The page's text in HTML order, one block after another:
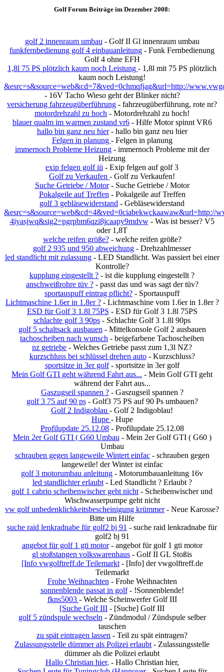
Golf Forum Beiträge im Dezember 2008:
golf 2 innenraum umbau - Golf II Gl innenraum umbau
funkfernbedienung golf 4 einbauanleitung - Funk Fernbedienung
Golf 4 ohne EFH
1,8l 75 PS plötzlich kaum noch Leistung - 1,8l mit 75 PS plötzlich
kaum noch Leistung!
&esrc=s&source=web&cd=7&ved=0chmqfjag&url=http://
- 16V Tacho Wieso geht der Blinker nicht?
versicherung fahrzeugüberführung - fahrzeugüberführung, rote nr?
motordrehzahl zu hoch - Motordrehzahl zu hoch!
blauer qualm im warmen zustand vr6- Hilfe Motor spinnt VR6
hallo bin ganz neu hier- hallo bin ganz neu hier
Felgen in planung - Felgen in planung
immernoch Probleme Heizung- immernoch Probleme mit der
Heizung
exip felgen golf iii - Exip felgen auf golf 3
Golf zu Verkaufen - Golf zu Verkaufen!
Suche Getriebe / Motor- Suche Getriebe / Motor
Pokalgeile auf Treffen - Pokalgeile auf Treffen
golf 3 gebläsewiderstand - Gebläsewiderstand
&esrc=s&source=web&cd=4&ved=0ciabekwckaawaw&url=http://
4iyasjwq&sig2=pgrpbm6qzi8jcaapy9mdvw- Was ist besser? V5
oder 1,8T
welche reifen größe?- welche reifen größe?
golf 2 935 und 950 abweichung - Drehzahlmesser
led standlicht mit zulassung- LED Standlicht. Was passiert bei einer
Kontrolle?
kupplung eingestellt ? - ist die kupplung eingestellt ?
anschweißrohre tüv ?- passt das und was sagt der tüv?
sportauspuff eintrag pflicht? - Sportauspuff
Lichtmaschine 1.6er in 1.8er ?- Lichtmaschine vom 1.6er in 1.8er ?
ESD für Golf 3 1.8l 75PS - ESD für Golf 3 1.8l 75PS
schlachte golf 3 90ps - Schlachte Golf 3 1.8l 90ps
golf 5 schaltsack ausbauen - Mittelkonsole Golf 2 ausbauen
tachoscheiben nach wunsch - beigefarbene Tachoscheiben
nz getriebe - Welches Getriebe passt zum 1,3l NZ?
kurzschluss bei schlüssel drehen auto- Kurzschluss?
sportsitze in 3er golf- sportsitze in 3er golf
Mein Golf GTI geht während Fahrt aus... - Mein Golf GTI geht
während der Fahrt aus...
Gaszugseil spannen ?- Gaszugseil spannen ?
golf 3 75 auf 90 ps- Golf3 75 PS auf 90 Ps umbauen?
Golf 2 Indigoblau - Golf 2 Indigoblau!
Hupe - Hupe
Profilupdate 25.12.08- Profilupdate 25.12.08
Mein 2er Golf GTI ( G60 Umbau - Mein 2er Golf GTI ( G60 )
Umbau
schrauben gegen langeweile Wintert einfac- schrauben gegen
langeweile! der Winter ist einfac
golf 3 motorumbau anleitung - Motorumbauanleitung 16v
led standlichter erlaubt- Led Standlicht ? Erlaubt ?
golf 1 cabrio scheibenwischer geht nicht - Scheibenwischer und
Wischwasserpumpe geht nicht
vw golf unbedenklichkeitsbescheinigung krümmer- Neue Karosse?
Bitte um Hilfe
suche raid lenkradnabe für golf2 bj 91 - suche raid lenkradnabe für
golf2 bj 91
angebot für golf 1 gti motor- angebot für golf 1 gti motor
gl stoßstangen volkswarenhaus - Golf II GL Stoßis
[Info vwgolftreff.de Teilemarkt- [Info] der vwgolftreff.de
Teilemarkt
Frohe Weihnachten - Frohe Weihnachten
sonnenblende passat in golf- !Sonnenblende!
fkns5003 - Welche Scheinwerfer Golf III
[Suche Golf III - [Suche] Golf III
golf 5 zündspule wechseln - Zündmodul / Zündspule selber
tauschen
zu spät eintragen lassen - Teil zu spät eintragen?
Zulassungsstelle dümmer als Polizei erlaubt - Zulassungsstelle
dümmer als die Polizei erlaubt
Hallo Christian hier, - Hallo Christian hier,